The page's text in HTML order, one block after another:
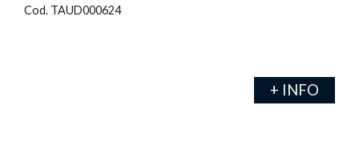
Cod. TAUD000624
+ INFO